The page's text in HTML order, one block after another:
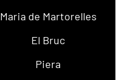
Maria de Martorelles
El Bruc
Piera